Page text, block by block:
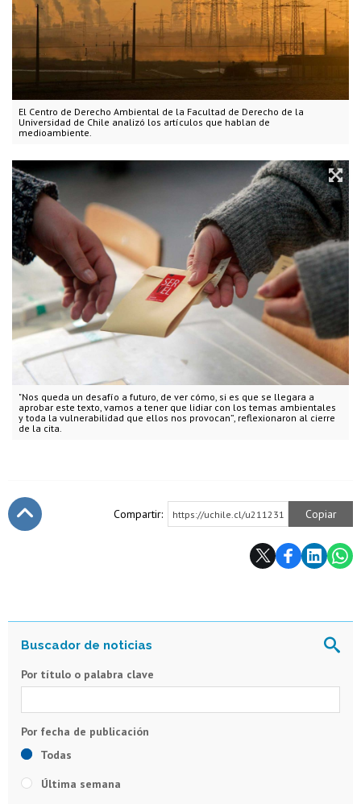
El Centro de Derecho Ambiental de la Facultad de Derecho de la
Universidad de Chile analizó los artículos que hablan de
medioambiente.
"Nos queda un desafío a futuro, de ver cómo, si es que se llegara a
aprobar este texto, vamos a tener que lidiar con los temas ambientales
y toda la vulnerabilidad que ellos nos provocan”, reflexionaron al cierre
de la cita.
Compartir: https://uchile.cl/u211231 Copiar
Por título o palabra clave
Todas
Última semana